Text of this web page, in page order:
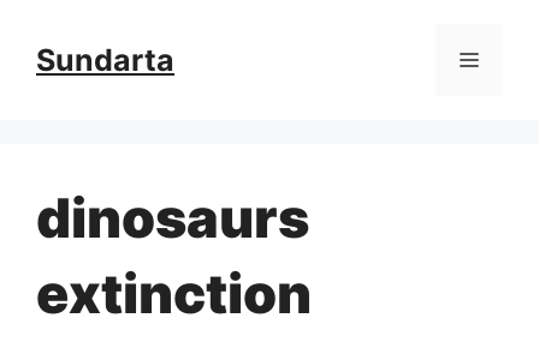
Sundarta Menu
dinosaurs
extinction